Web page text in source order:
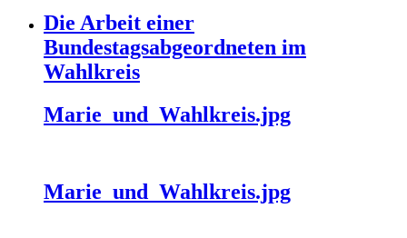
Die Arbeit einer
Bundestagsabgeordneten im
Wahlkreis
Marie_und_Wahlkreis.jpg
Marie_und_Wahlkreis.jpg